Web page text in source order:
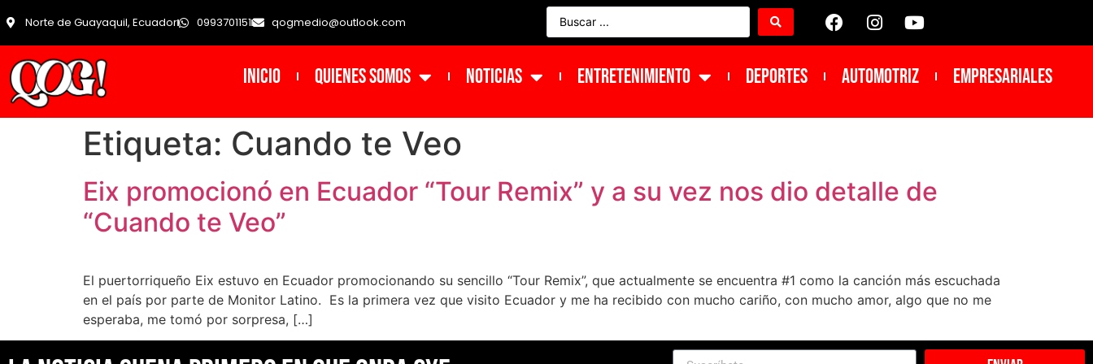
Norte de Guayaquil, Ecuador 0993701151 qogmedio@outlook.com
INICIO Quienes Somos NOTICIAS ENTRETENIMIENTO DEPORTES Automotriz Empresariales
Etiqueta: Cuando te Veo
Eix promocionó en Ecuador “Tour Remix” y a su vez nos dio detalle de
“Cuando te Veo”
El puertorriqueño Eix estuvo en Ecuador promocionando su sencillo “Tour Remix”, que actualmente se encuentra #1 como la canción más escuchada
en el país por parte de Monitor Latino. Es la primera vez que visito Ecuador y me ha recibido con mucho cariño, con mucho amor, algo que no me
esperaba, me tomó por sorpresa, […]